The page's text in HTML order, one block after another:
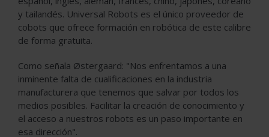
y tailandés. Universal Robots es el único proveedor de
cobots que ofrece formación en robótica de este calibre
de forma gratuita.
Como señala Østergaard: "Nos enfrentamos a una
inminente falta de cualificaciones en la industria
manufacturera que tenemos que salvar por todos los
medios posibles. Facilitar la creación de conocimiento y
el acceso a nuestros robots es un paso importante en
esa dirección".